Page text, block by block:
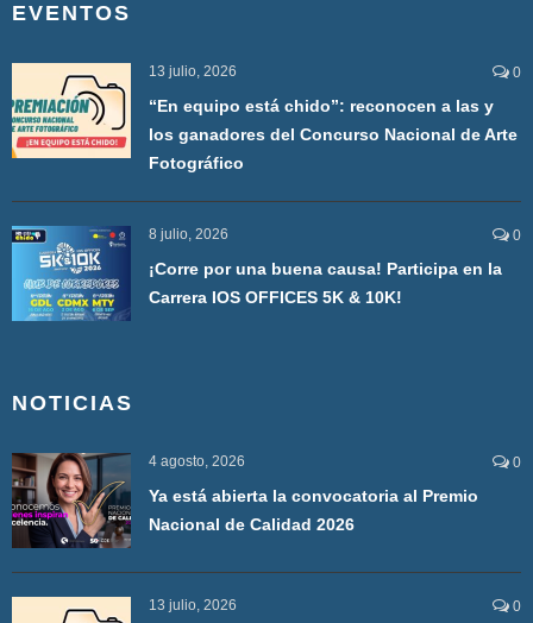
EVENTOS
13 julio, 2026 0
“En equipo está chido”: reconocen a las y
los ganadores del Concurso Nacional de Arte
Fotográfico
8 julio, 2026 0
¡Corre por una buena causa! Participa en la
Carrera IOS OFFICES 5K & 10K!
NOTICIAS
4 agosto, 2026 0
Ya está abierta la convocatoria al Premio
Nacional de Calidad 2026
13 julio, 2026 0